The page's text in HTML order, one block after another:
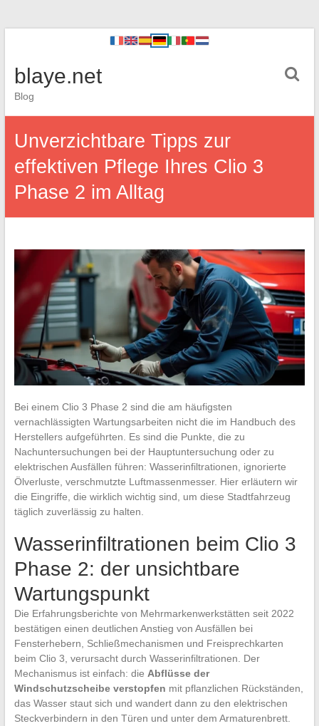
blaye.net
Blog
Unverzichtbare Tipps zur
effektiven Pflege Ihres Clio 3
Phase 2 im Alltag
Bei einem Clio 3 Phase 2 sind die am häufigsten
vernachlässigten Wartungsarbeiten nicht die im Handbuch des
Herstellers aufgeführten. Es sind die Punkte, die zu
Nachuntersuchungen bei der Hauptuntersuchung oder zu
elektrischen Ausfällen führen: Wasserinfiltrationen, ignorierte
Ölverluste, verschmutzte Luftmassenmesser. Hier erläutern wir
die Eingriffe, die wirklich wichtig sind, um diese Stadtfahrzeug
täglich zuverlässig zu halten.
Wasserinfiltrationen beim Clio 3
Phase 2: der unsichtbare
Wartungspunkt
Die Erfahrungsberichte von Mehrmarkenwerkstätten seit 2022
bestätigen einen deutlichen Anstieg von Ausfällen bei
Fensterhebern, Schließmechanismen und Freisprechkarten
beim Clio 3, verursacht durch Wasserinfiltrationen. Der
Mechanismus ist einfach: die Abflüsse der
Windschutzscheibe verstopfen mit pflanzlichen Rückständen,
das Wasser staut sich und wandert dann zu den elektrischen
Steckverbindern in den Türen und unter dem Armaturenbrett.